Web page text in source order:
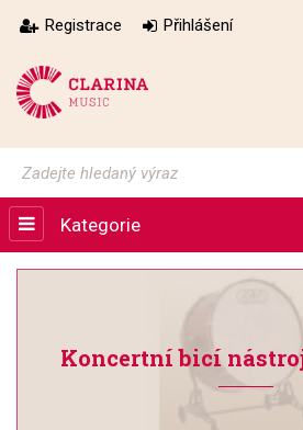
Registrace Přihlášení
Kategorie
Koncertní bicí